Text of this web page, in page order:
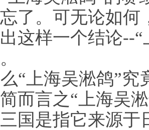
了。可无论如
这样一个结论--
“上海吴淞鸽”究
而言之“上海吴
国是指它来源于